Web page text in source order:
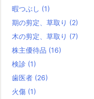
暇つぶし (1)
期の剪定、草取り (2)
木の剪定、草取り (7)
株主優待品 (16)
検診 (1)
歯医者 (26)
火傷 (1)